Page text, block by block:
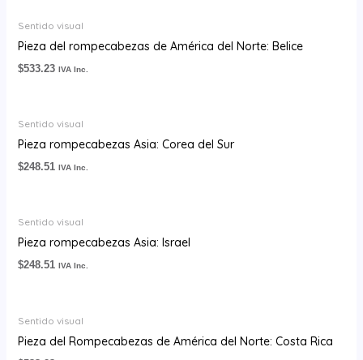
Sentido visual
Pieza del rompecabezas de América del Norte: Belice
$533.23 IVA Inc.
Sentido visual
Pieza rompecabezas Asia: Corea del Sur
$248.51 IVA Inc.
Sentido visual
Pieza rompecabezas Asia: Israel
$248.51 IVA Inc.
Sentido visual
Pieza del Rompecabezas de América del Norte: Costa Rica